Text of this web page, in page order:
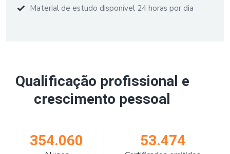
Material de estudo disponível 24 horas por dia
Qualificação profissional e
crescimento pessoal
354.060 53.474